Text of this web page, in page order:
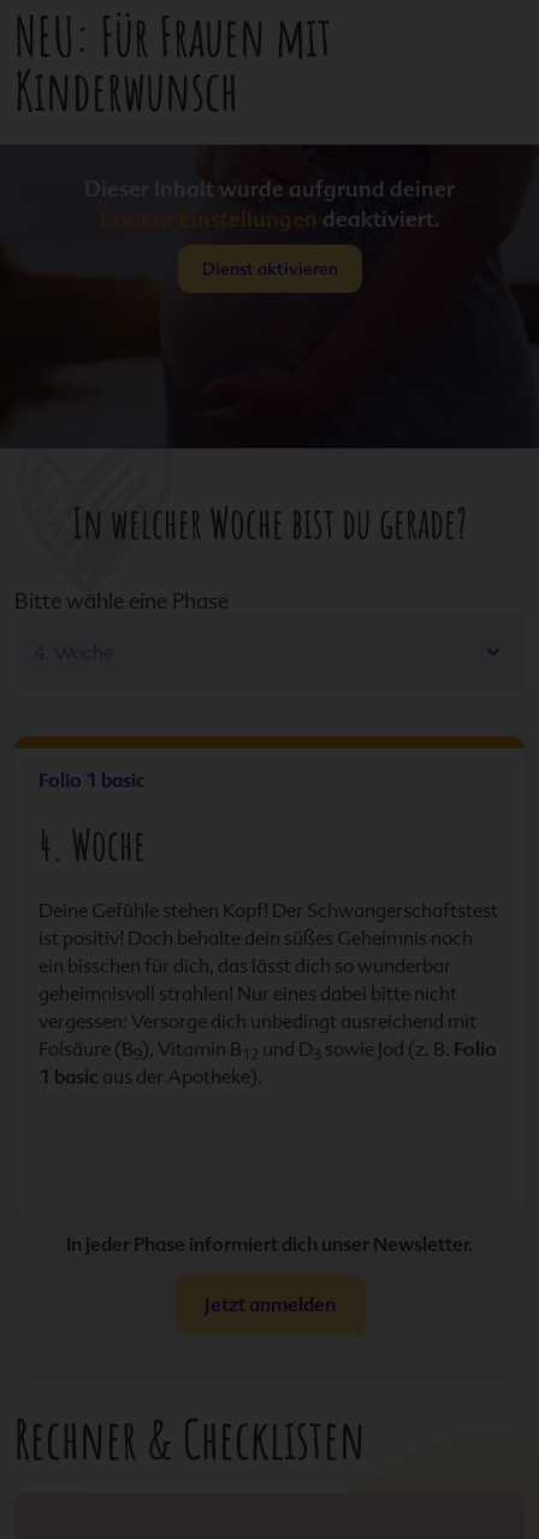
NEU: Für Frauen mit
Kinderwunsch
Dieser Inhalt wurde aufgrund deiner
Cookie-Einstellungen deaktiviert.
Dienst aktivieren
In welcher Woche bist du gerade?
Bitte wähle eine Phase
Folio 1 basic
4. Woche
Deine Gefühle stehen Kopf! Der Schwangerschaftstest
ist positiv! Doch behalte dein süßes Geheimnis noch
ein bisschen für dich, das lässt dich so wunderbar
geheimnisvoll strahlen! Nur eines dabei bitte nicht
vergessen: Versorge dich unbedingt ausreichend mit
Folsäure (B9), Vitamin B 12 und D 3 sowie Jod (z. B. Folio
1 basic aus der Apotheke).
In jeder Phase informiert dich unser Newsletter.
Jetzt anmelden
Rechner & Checklisten